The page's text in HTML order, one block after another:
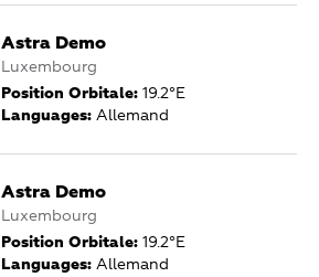
Astra Demo
Luxembourg
Position Orbitale: 19.2°E
Languages: Allemand
Astra Demo
Luxembourg
Position Orbitale: 19.2°E
Languages: Allemand